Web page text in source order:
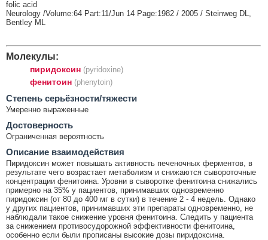
folic acid
Neurology /Volume:64 Part:11/Jun 14 Page:1982 / 2005 / Steinweg DL,
Bentley ML
Молекулы:
пиридоксин (pyridoxine)
фенитоин (phenytoin)
Cтепень серьёзности/тяжести
Умеренно выраженные
Достоверность
Ограниченная вероятность
Описание взаимодействия
Пиридоксин может повышать активность печеночных ферментов, в
результате чего возрастает метаболизм и снижаются сывороточные
концентрации фенитоина. Уровни в сыворотке фенитоина снижались
примерно на 35% у пациентов, принимавших одновременно
пиридоксин (от 80 до 400 мг в сутки) в течение 2 - 4 недель. Однако
у других пациентов, принимавших эти препараты одновременно, не
наблюдали такое снижение уровня фенитоина. Следить у пациента
за снижением противосудорожной эффективности фенитоина,
особенно если были прописаны высокие дозы пиридоксина.